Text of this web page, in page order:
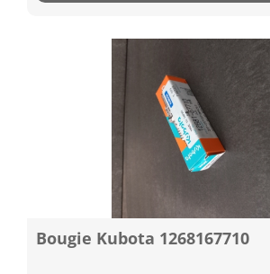
Bougie Kubota 1268167710